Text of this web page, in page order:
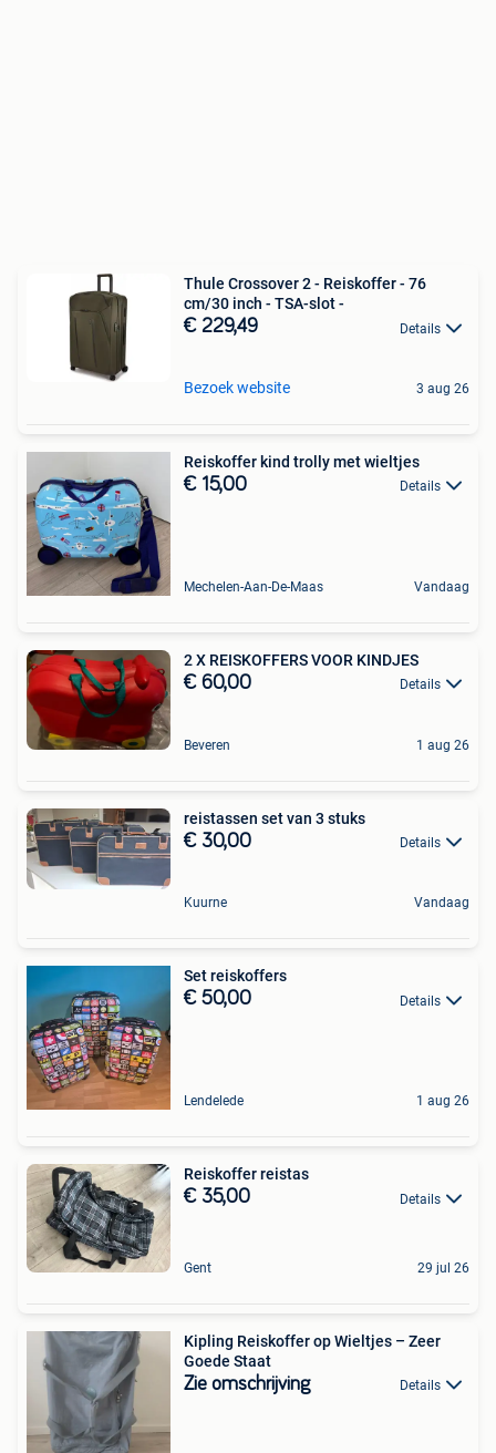
Thule Crossover 2 - Reiskoffer - 76
cm/30 inch - TSA-slot -
€ 229,49 Details
Bezoek website 3 aug 26
Reiskoffer kind trolly met wieltjes
€ 15,00 Details
Mechelen-Aan-De-Maas Vandaag
2 X REISKOFFERS VOOR KINDJES
€ 60,00 Details
Beveren 1 aug 26
reistassen set van 3 stuks
€ 30,00 Details
Kuurne Vandaag
Set reiskoffers
€ 50,00 Details
Lendelede 1 aug 26
Reiskoffer reistas
€ 35,00 Details
Gent 29 jul 26
Kipling Reiskoffer op Wieltjes – Zeer
Goede Staat
Zie omschrijving Details